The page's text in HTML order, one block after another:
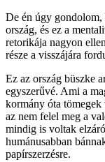
De én úgy
ország, és ez a
retorikája nagyon
része a visszájára
Ez az ország büszke
egyszerűvé. Ami a
kormány óta tömegek
az nem felel meg a
mindig is voltak
humánusabban
papírszerzésre.